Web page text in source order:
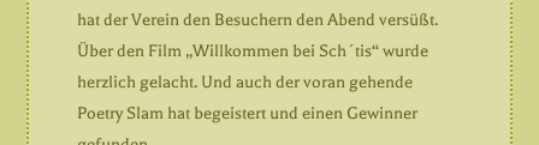
hat der Verein den Besuchern den Abend versüßt.
Über den Film „Willkommen bei Sch´tis“ wurde
herzlich gelacht. Und auch der voran gehende
Poetry Slam hat begeistert und einen Gewinner